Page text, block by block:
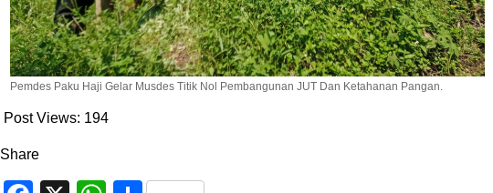
Pemdes Paku Haji Gelar Musdes Titik Nol Pembangunan JUT Dan Ketahanan Pangan.
Post Views: 194
Share